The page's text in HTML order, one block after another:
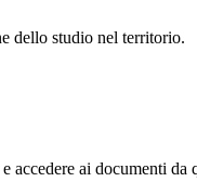
dello studio nel territorio.
accedere ai documenti da